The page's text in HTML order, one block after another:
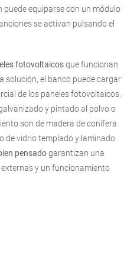
puede equiparse con un módulo
se activan pulsando el
fotovoltaicosque funcionan
solución, el banco puede cargar
de los paneles fotovoltaicos.
y pintado al polvo o
son de madera de conífera
de vidrio templado y laminado.
pensadogarantizan una
y un funcionamiento